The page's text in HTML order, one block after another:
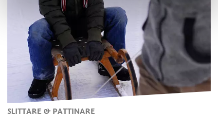
SLITTARE & PATTINARE